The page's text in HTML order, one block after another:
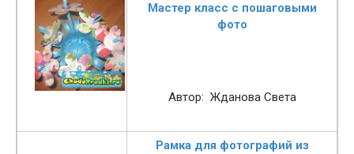
Мастер класс с пошаговыми
фото
Автор: Жданова Света
Рамка для фотографий из